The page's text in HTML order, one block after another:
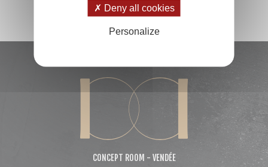
CONCEPT ROOM - VENDÉE
Deny all cookies
Personalize